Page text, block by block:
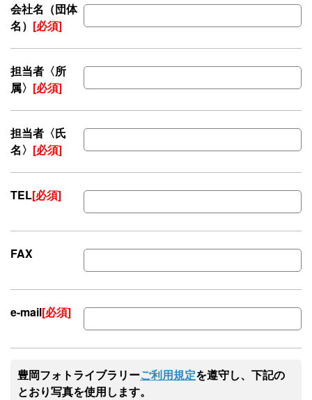
会社名（団体
名） [必須]
担当者〈所
属〉 [必須]
担当者〈氏
名〉 [必須]
TEL[必須]
FAX
e-mail[必須]
豊岡フォトライブラリーご利用規定を遵守し、下記の
とおり写真を使用します。